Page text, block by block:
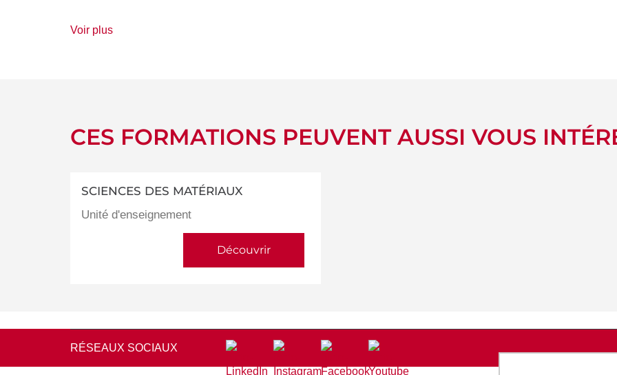
Voir plusde
CES FORMATIONS PEUVENT AUSSI VOUS
SCIENCES DES MATÉRIAUX
Unité d'enseignement
Découvrir
RÉSEAUX SOCIAUX